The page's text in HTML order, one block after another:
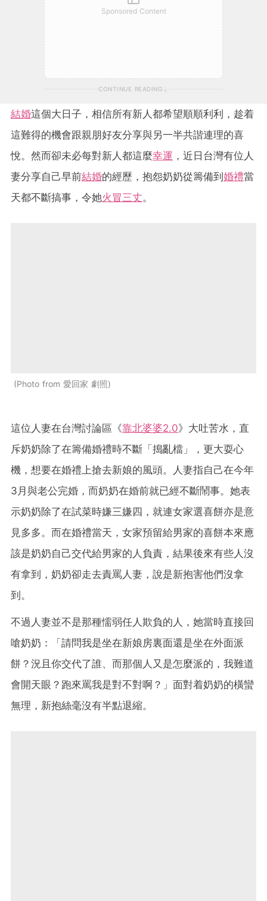
Sponsored Content
CONTINUE READING
結婚這個大日子，相信所有新人都希望順順利利，趁着
這難得的機會跟親朋好友分享與另一半共諧連理的喜
悅。然而卻未必每對新人都這麼幸運 ，近日台灣有位人
妻分享自己早前結婚的經歷，抱怨奶奶從籌備到婚禮當
天都不斷搞事，令她火冒三丈。
Photo from 愛回家 劇照
這位人妻在台灣討論區《靠北婆婆2.0》大吐苦水，直
斥奶奶除了在籌備婚禮時不斷「搗亂檔」，更大耍心
機，想要在婚禮上搶去新娘的風頭。人妻指自己在今年
3月與老公完婚，而奶奶在婚前就已經不斷鬧事。她表
示奶奶除了在試菜時嫌三嫌四，就連女家選喜餅亦是意
見多多。而在婚禮當天，女家預留給男家的喜餅本來應
該是奶奶自己交代給男家的人負責，結果後來有些人沒
有拿到，奶奶卻走去責罵人妻，說是新抱害他們沒拿
到。
不過人妻並不是那種懦弱任人欺負的人，她當時直接回
嗆奶奶：「請問我是坐在新娘房裏面還是坐在外面派
餅？況且你交代了誰、而那個人又是怎麼派的，我難道
會開天眼？跑來罵我是對不對啊？」面對着奶奶的橫蠻
無理，新抱絲毫沒有半點退縮。